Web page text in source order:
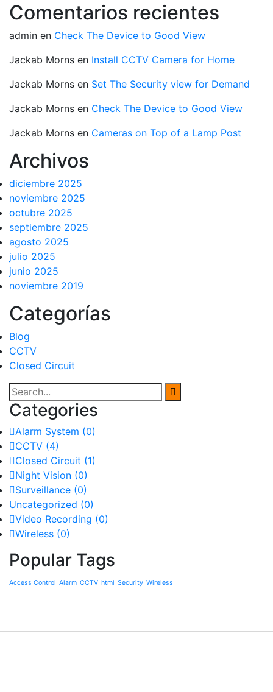
Comentarios recientes
admin en Check The Device to Good View
Jackab Morns en Install CCTV Camera for Home
Jackab Morns en Set The Security view for Demand
Jackab Morns en Check The Device to Good View
Jackab Morns en Cameras on Top of a Lamp Post
Archivos
diciembre 2025
noviembre 2025
octubre 2025
septiembre 2025
agosto 2025
julio 2025
junio 2025
noviembre 2019
Categorías
Blog
CCTV
Closed Circuit
Categories
Alarm System (0)
CCTV (4)
Closed Circuit (1)
Night Vision (0)
Surveillance (0)
Uncategorized (0)
Video Recording (0)
Wireless (0)
Popular Tags
Access Control Alarm CCTV html Security Wireless